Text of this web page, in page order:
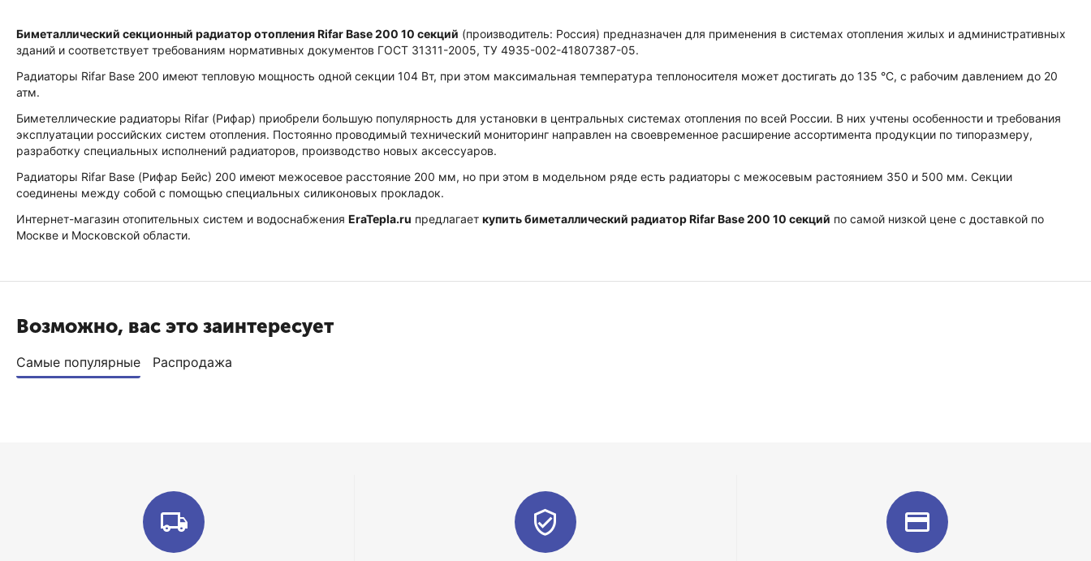
Биметаллический секционный радиатор отопления Rifar Base 200 10 секций (производитель: Россия) предназначен для применения в системах отопления жилых и административных
зданий и соответствует требованиям нормативных документов ГОСТ 31311-2005, ТУ 4935-002-41807387-05.
Радиаторы Rifar Base 200 имеют тепловую мощность одной секции 104 Вт, при этом максимальная температура теплоносителя может достигать до 135 °C, с рабочим давлением до 20
атм.
Биметеллические радиаторы Rifar (Рифар) приобрели большую популярность для установки в центральных системах отопления по всей России. В них учтены особенности и требования
эксплуатации российских систем отопления. Постоянно проводимый технический мониторинг направлен на своевременное расширение ассортимента продукции по типоразмеру,
разработку специальных исполнений радиаторов, производство новых аксессуаров.
Радиаторы Rifar Base (Рифар Бейс) 200 имеют межосевое расстояние 200 мм, но при этом в модельном ряде есть радиаторы с межосевым растоянием 350 и 500 мм. Секции
соединены между собой с помощью специальных силиконовых прокладок.
Интернет-магазин отопительных систем и водоснабжения EraTepla.ru предлагает купить биметаллический радиатор Rifar Base 200 10 секций по самой низкой цене с доставкой по
Москве и Московской области.
Возможно, вас это заинтересует
Самые популярные Распродажа